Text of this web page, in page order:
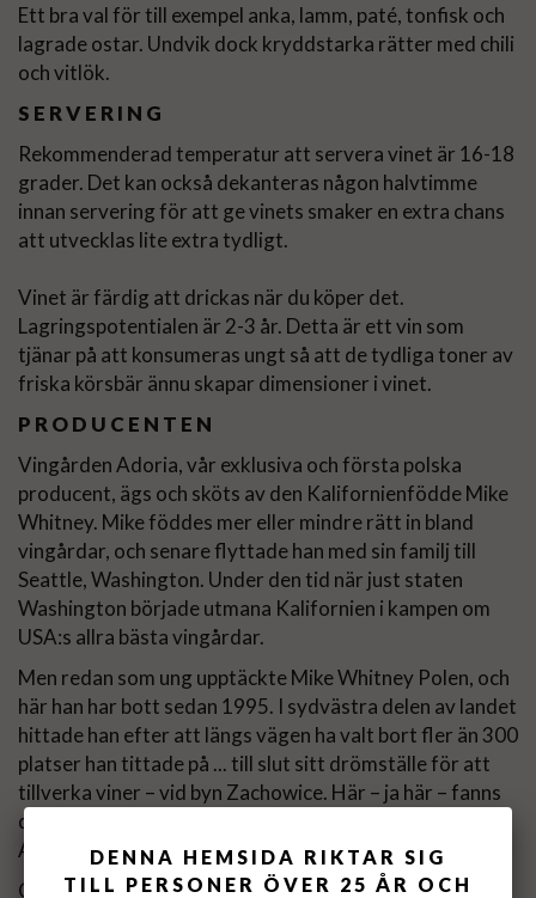
Ett bra val för till exempel anka, lamm, paté, tonfisk och
lagrade ostar. Undvik dock kryddstarka rätter med chili
och vitlök.
SERVERING
Rekommenderad temperatur att servera vinet är 16-18
grader. Det kan också dekanteras någon halvtimme
innan servering för att ge vinets smaker en extra chans
att utvecklas lite extra tydligt.
Vinet är färdig att drickas när du köper det.
Lagringspotentialen är 2-3 år. Detta är ett vin som
tjänar på att konsumeras ungt så att de tydliga toner av
friska körsbär ännu skapar dimensioner i vinet.
PRODUCENTEN
Vingården Adoria, vår exklusiva och första polska
producent, ägs och sköts av den Kalifornienfödde Mike
Whitney. Mike föddes mer eller mindre rätt in bland
vingårdar, och senare flyttade han med sin familj till
Seattle, Washington. Under den tid när just staten
Washington började utmana Kalifornien i kampen om
USA:s allra bästa vingårdar.
Men redan som ung upptäckte Mike Whitney Polen, och
här han har bott sedan 1995. I sydvästra delen av landet
hittade han efter att längs vägen ha valt bort fler än 300
platser han tittade på ... till slut sitt drömställe för att
tillverka viner – vid byn Zachowice. Här – ja här – fanns
den optimala platsen för att utforma och utveckla
Adoria!
Genom hårt arbete och resor över hela Europa, för att
DENNA HEMSIDA RIKTAR SIG
TILL PERSONER ÖVER 25 ÅR OCH